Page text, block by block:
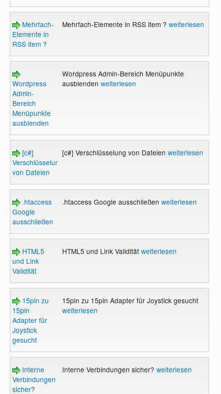
Mehrfach-
Elemente in
RSS item ?
Mehrfach-Elemente in RSS item ? weiterlesen
Wordpress
Admin-
Bereich
Menüpunkte
ausblenden
Wordpress Admin-Bereich Menüpunkte
ausblenden weiterlesen
[c#]
Verschlüsselung
von Dateien
[c#] Verschlüsselung von Dateien weiterlesen
.htaccess
Google
ausschließen
.htaccess Google ausschließen weiterlesen
HTML5
und Link
Validität
HTML5 und Link Validität weiterlesen
15pin zu
15pin
Adapter für
Joystick
gesucht
15pin zu 15pin Adapter für Joystick gesucht
weiterlesen
Interne
Verbindungen
sicher?
Interne Verbindungen sicher? weiterlesen